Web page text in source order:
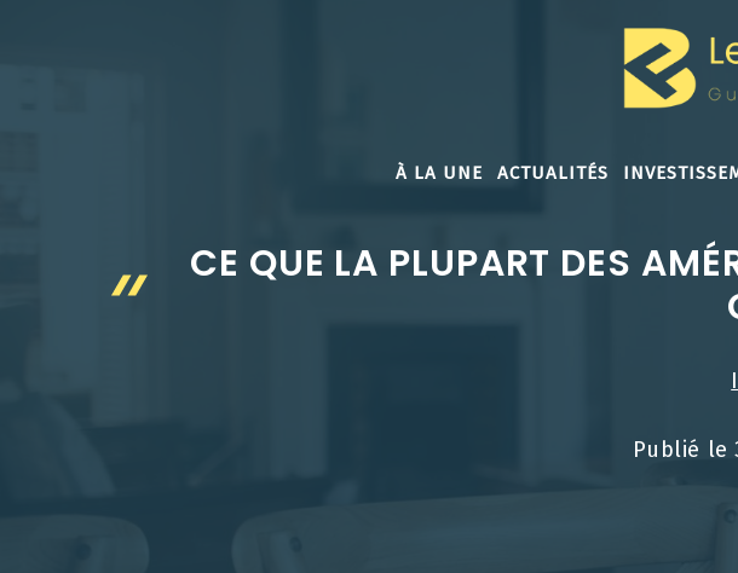
À LA UNE ACTUALITÉS
CE QUE LA PLUPART DES
Publié le